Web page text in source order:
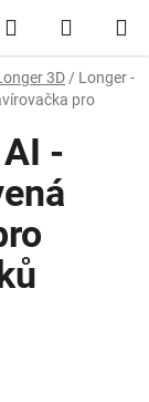
Hledat
KOŠÍK
3D / Longer -
pro
-